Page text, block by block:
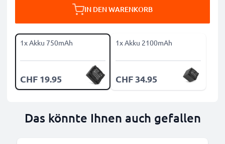
IN DEN WARENKORB
1x Akku 750mAh
CHF 19.95
1x Akku 2100mAh
CHF 34.95
Das könnte Ihnen auch gefallen